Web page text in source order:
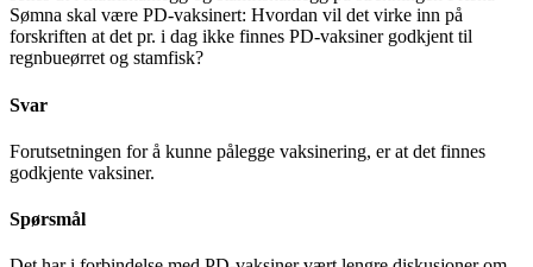
Sømna skal være PD-vaksinert: Hvordan vil det virke inn på
forskriften at det pr. i dag ikke finnes PD-vaksiner godkjent til
regnbueørret og stamfisk?
Svar
Forutsetningen for å kunne pålegge vaksinering, er at det finnes
godkjente vaksiner.
Spørsmål